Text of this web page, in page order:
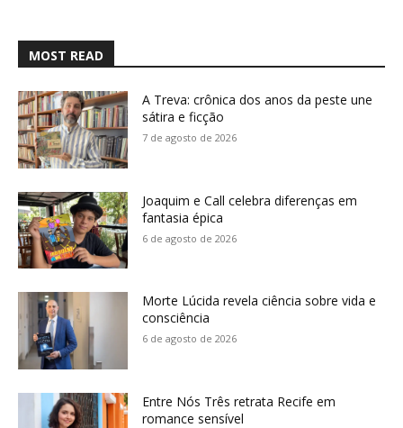
MOST READ
A Treva: crônica dos anos da peste une
sátira e ficção
7 de agosto de 2026
Joaquim e Call celebra diferenças em
fantasia épica
6 de agosto de 2026
Morte Lúcida revela ciência sobre vida e
consciência
6 de agosto de 2026
Entre Nós Três retrata Recife em
romance sensível